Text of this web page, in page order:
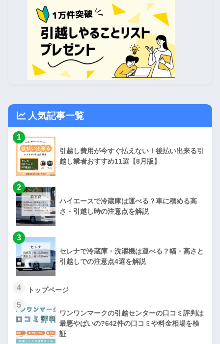
人気記事一覧
1
引越し費用が今すぐ払えない！後払い出来る引
越し業者おすすめ11選【8月版】
2
ハイエースで冷蔵庫は運べる？車に積める高
さ・引越し時の注意点を解説
3
セレナで冷蔵庫・洗濯機は運べる？幅・高さと
引越しでの注意点4選を解説
4 トップページ
5
ワンワンマークの引越センターの口コミ評判は
最悪やばいの?642件の口コミや料金相場を検
証